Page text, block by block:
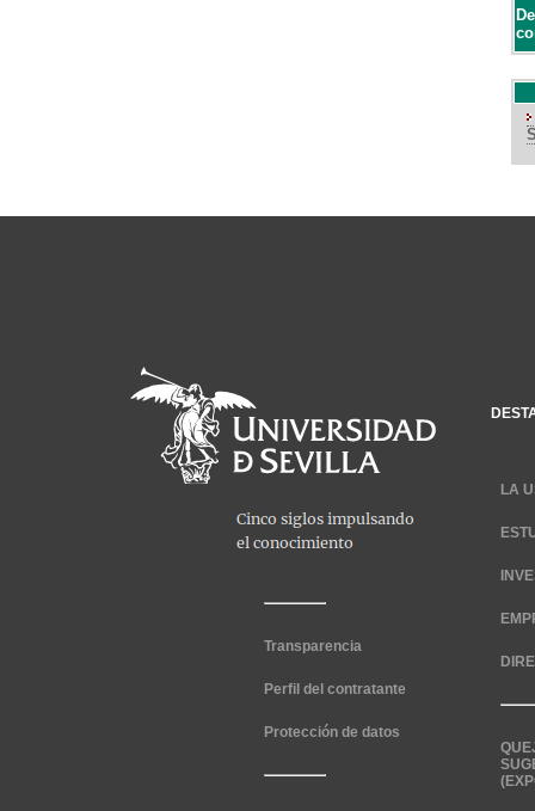
Transparencia
Perfil del contratante
Protección de datos
LA